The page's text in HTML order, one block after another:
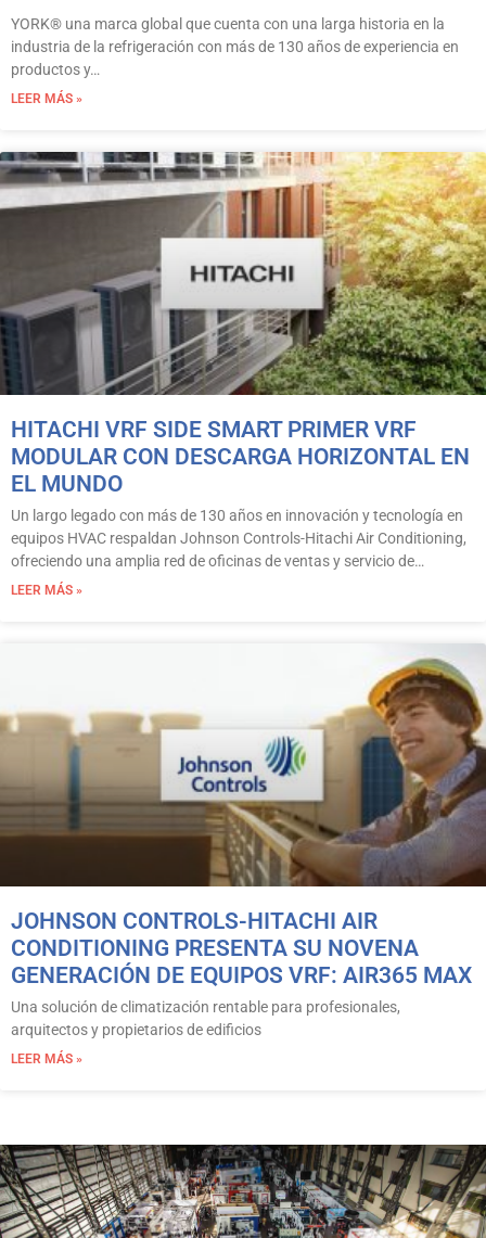
YORK® una marca global que cuenta con una larga historia en la
industria de la refrigeración con más de 130 años de experiencia en
productos y…
LEER MÁS »
HITACHI VRF SIDE SMART PRIMER VRF
MODULAR CON DESCARGA HORIZONTAL EN
EL MUNDO
Un largo legado con más de 130 años en innovación y tecnología en
equipos HVAC respaldan Johnson Controls-Hitachi Air Conditioning,
ofreciendo una amplia red de oficinas de ventas y servicio de…
LEER MÁS »
JOHNSON CONTROLS-HITACHI AIR
CONDITIONING PRESENTA SU NOVENA
GENERACIÓN DE EQUIPOS VRF: AIR365 MAX
Una solución de climatización rentable para profesionales,
arquitectos y propietarios de edificios
LEER MÁS »